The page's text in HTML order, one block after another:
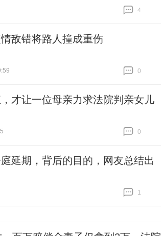
4
敌错将路人撞成重伤
0
才让一位母亲力求法院判亲女儿
0
延期，背后的目的，网友总结出
1